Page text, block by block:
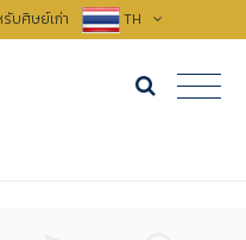
รับศิษย์เก่า TH